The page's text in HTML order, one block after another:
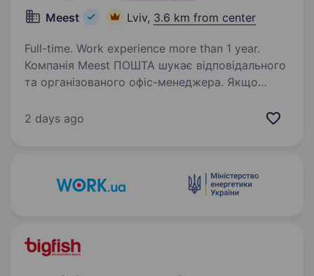
Meest Lviv, 3.6 km from center
Full-time. Work experience more than 1 year.
Компанія Meest ПОШТА шукає відповідального
та організованого офіс-менеджера. Якщо
з документами, легко знаходиш спільну мову
2 days ago